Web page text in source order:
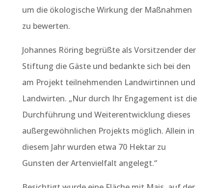
um die ökologische Wirkung der Maßnahmen
zu bewerten.
Johannes Röring begrüßte als Vorsitzender der
Stiftung die Gäste und bedankte sich bei den
am Projekt teilnehmenden Landwirtinnen und
Landwirten. „Nur durch Ihr Engagement ist die
Durchführung und Weiterentwicklung dieses
außergewöhnlichen Projekts möglich. Allein in
diesem Jahr wurden etwa 70 Hektar zu
Gunsten der Artenvielfalt angelegt.“